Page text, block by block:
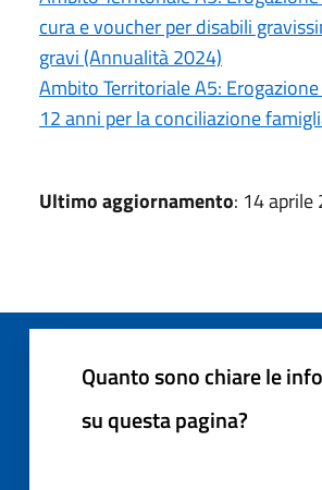
cura e voucher per disabili
gravi (Annualità 2024)
Ambito Territoriale A5:
12 anni per la conciliazione
Ultimo aggiornamento: 14
Quanto sono chiare le
su questa pagina?